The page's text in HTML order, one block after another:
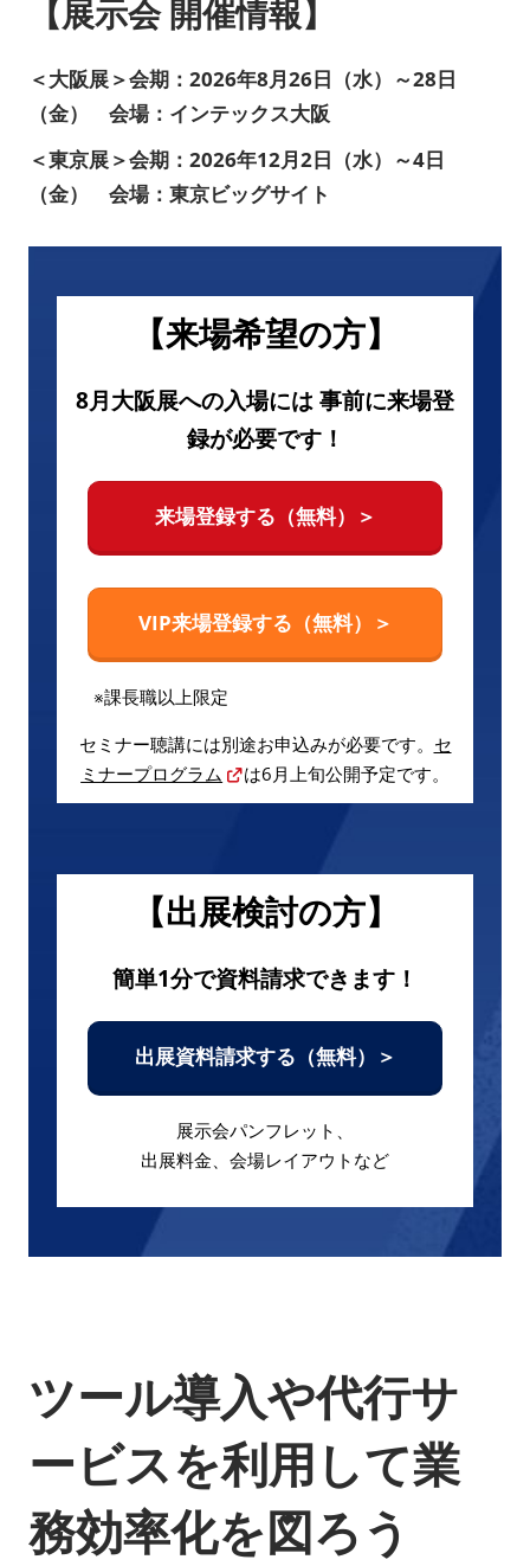
【展示会 開催情報】
＜大阪展＞会期：2026年8月26日（水）～28日
（金） 会場：インテックス大阪
＜東京展＞会期：2026年12月2日（水）～4日
（金） 会場：東京ビッグサイト
【来場希望の方】
8月大阪展への入場には 事前に来場登
録が必要です！
来場登録する（無料）＞
VIP来場登録する（無料）＞
※課長職以上限定
セミナー聴講には別途お申込みが必要です。 セ
ミナープログラム
は6月上旬公開予定です。
【出展検討の方】
簡単1分で資料請求できます！
出展資料請求する（無料）＞
展示会パンフレット、
出展料金、会場レイアウトなど
ツール導入や代行サ
ービスを利用して業
務効率化を図ろう